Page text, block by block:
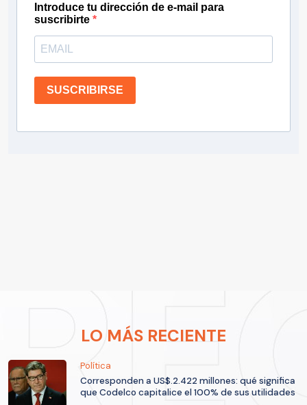
Introduce tu dirección de e-mail para
suscribirte
SUSCRIBIRSE
LO MÁS RECIENTE
Política
Corresponden a US$.2.422 millones: qué significa
que Codelco capitalice el 100% de sus utilidades